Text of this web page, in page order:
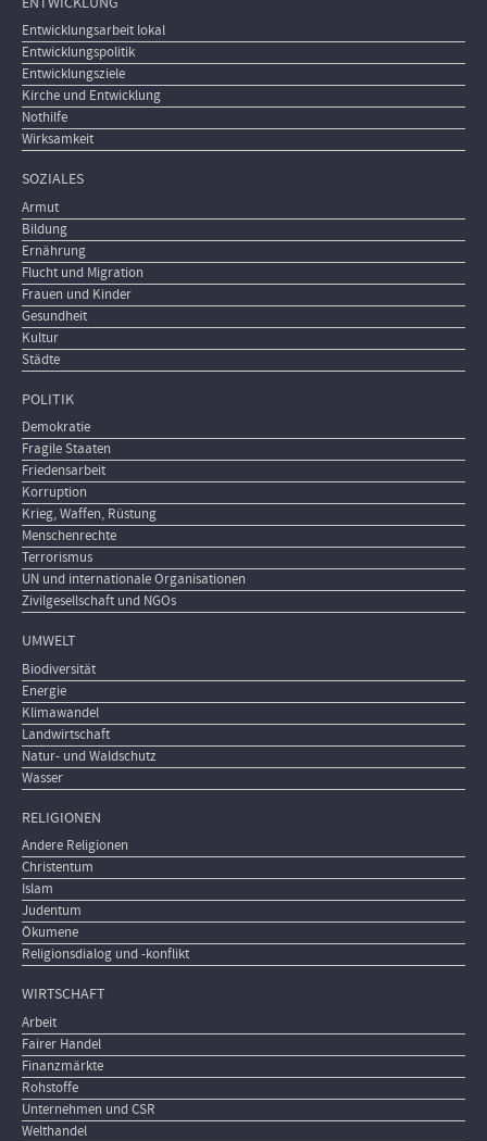
Entwicklungsarbeit lokal
Entwicklungspolitik
Entwicklungsziele
Kirche und Entwicklung
Nothilfe
Wirksamkeit
SOZIALES
Armut
Bildung
Ernährung
Flucht und Migration
Frauen und Kinder
Gesundheit
Kultur
Städte
POLITIK
Demokratie
Fragile Staaten
Friedensarbeit
Korruption
Krieg, Waffen, Rüstung
Menschenrechte
Terrorismus
UN und internationale Organisationen
Zivilgesellschaft und NGOs
UMWELT
Biodiversität
Energie
Klimawandel
Landwirtschaft
Natur- und Waldschutz
Wasser
RELIGIONEN
Andere Religionen
Christentum
Islam
Judentum
Ökumene
Religionsdialog und -konflikt
WIRTSCHAFT
Arbeit
Fairer Handel
Finanzmärkte
Rohstoffe
Unternehmen und CSR
Welthandel